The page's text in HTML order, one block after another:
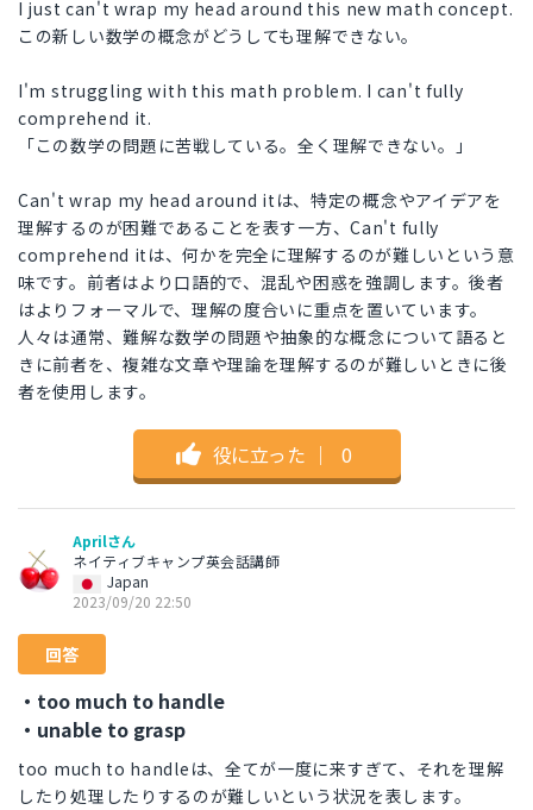
I just can't wrap my head around this new math concept.
この新しい数学の概念がどうしても理解できない。
I'm struggling with this math problem. I can't fully
comprehend it.
「この数学の問題に苦戦している。全く理解できない。」
Can't wrap my head around itは、特定の概念やアイデアを
理解するのが困難であることを表す一方、Can't fully
comprehend itは、何かを完全に理解するのが難しいという意
味です。前者はより口語的で、混乱や困惑を強調します。後者
はよりフォーマルで、理解の度合いに重点を置いています。
人々は通常、難解な数学の問題や抽象的な概念について語ると
きに前者を、複雑な文章や理論を理解するのが難しいときに後
者を使用します。
役に立った ｜ 0
Aprilさん
ネイティブキャンプ英会話講師
Japan
2023/09/20 22:50
回答
・too much to handle
・unable to grasp
too much to handleは、全てが一度に来すぎて、それを理解
したり処理したりするのが難しいという状況を表します。